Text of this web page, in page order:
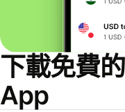
下載免費
App